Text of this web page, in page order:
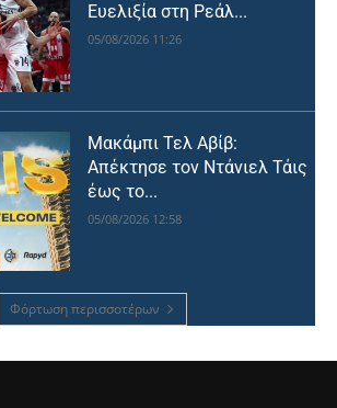
Ευελιξία στη Ρεάλ...
05/08/2026 11:26
Μακάμπι Τελ Αβίβ:
Απέκτησε τον Ντάνιελ Τάις
έως το...
05/08/2026 12:58
Φόρτωση περισσοτέρων